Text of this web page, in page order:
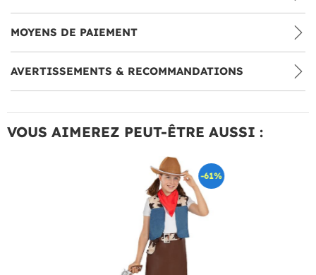
MOYENS DE PAIEMENT
AVERTISSEMENTS & RECOMMANDATIONS
VOUS AIMEREZ PEUT-ÊTRE AUSSI :
-61%